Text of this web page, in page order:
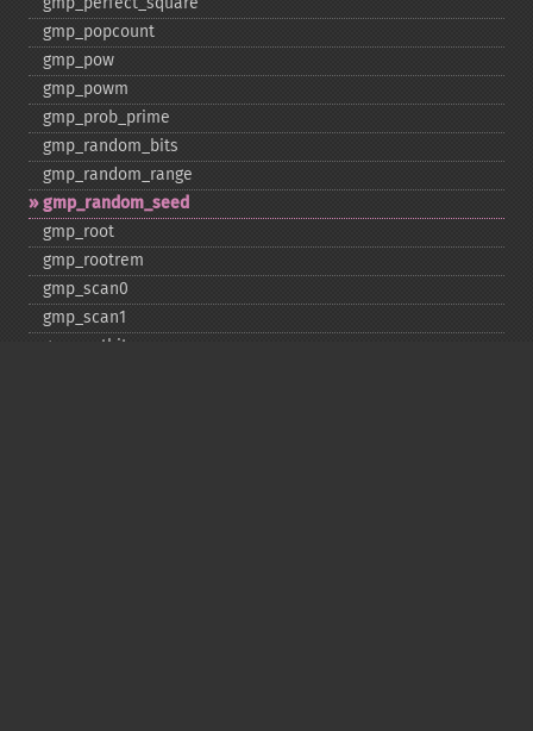
gmp_​popcount
gmp_​pow
gmp_​powm
gmp_​prob_​prime
gmp_​random_​bits
gmp_​random_​range
gmp_​random_​seed
gmp_​root
gmp_​rootrem
gmp_​scan0
gmp_​scan1
gmp_​setbit